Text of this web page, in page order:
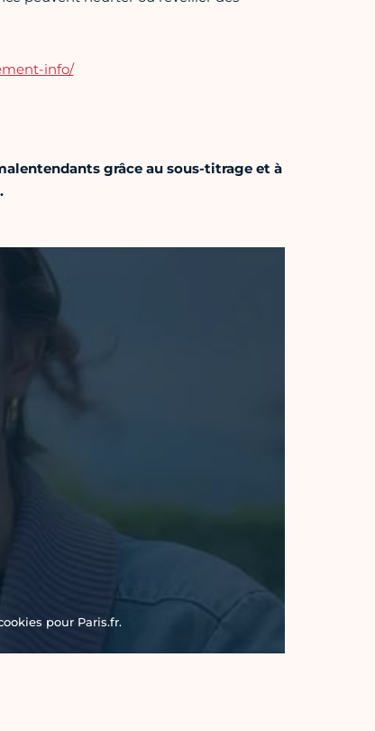
info/
grâce au sous-titrage et à
pour Paris.fr.